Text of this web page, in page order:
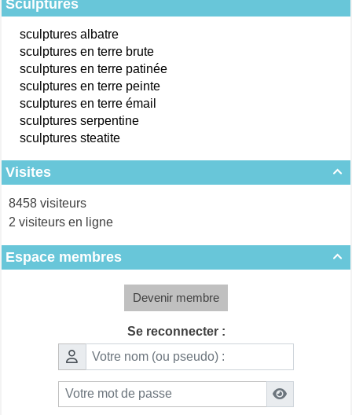
Sculptures
sculptures albatre
sculptures en terre brute
sculptures en terre patinée
sculptures en terre peinte
sculptures en terre émail
sculptures serpentine
sculptures steatite

Visites
8458 visiteurs
2 visiteurs en ligne

Espace membres
Devenir membre
Se reconnecter :